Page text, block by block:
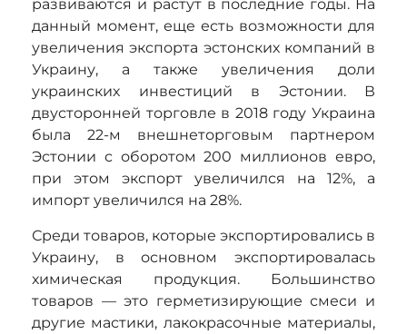
развиваются и растут в последние годы. На
данный момент, еще есть возможности для
увеличения экспорта эстонских компаний в
Украину, а также увеличения доли
украинских инвестиций в Эстонии. В
двусторонней торговле в 2018 году Украина
была 22-м внешнеторговым партнером
Эстонии с оборотом 200 миллионов евро,
при этом экспорт увеличился на 12%, а
импорт увеличился на 28%.
Среди товаров, которые экспортировались в
Украину, в основном экспортировалась
химическая продукция. Большинство
товаров — это герметизирующие смеси и
другие мастики, лакокрасочные материалы,